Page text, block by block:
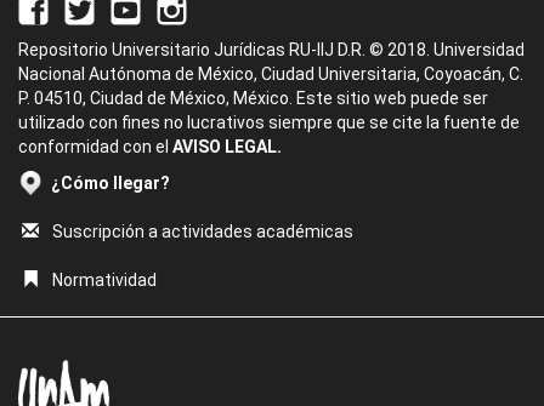
Repositorio Universitario Jurídicas RU-IIJ D.R. © 2018. Universidad
Nacional Autónoma de México, Ciudad Universitaria, Coyoacán, C.
P. 04510, Ciudad de México, México. Este sitio web puede ser
utilizado con fines no lucrativos siempre que se cite la fuente de
conformidad con el AVISO LEGAL.
¿Cómo llegar?
Suscripción a actividades académicas
Normatividad